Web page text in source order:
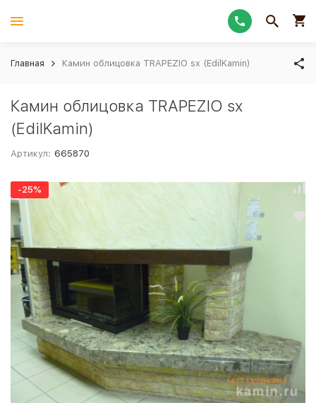
Главная Камин облицовка TRAPEZIO sx (EdilKamin)
Камин облицовка TRAPEZIO sx
(EdilKamin)
Артикул: 665870
-25%